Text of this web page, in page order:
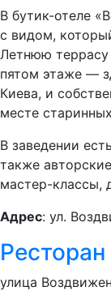
В бутик-отеле
с видом,
Летнюю террасу
пятом этаже —
Киева, и
месте
В заведении
также
мастер-классы,
Адрес: ул.
улица